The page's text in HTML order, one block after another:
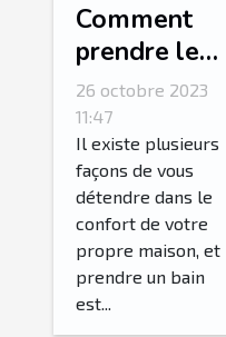
Comment
prendre le
bain le plus
relaxant de
votre vie ?
26 octobre 2023
11:47
Il existe plusieurs
façons de vous
détendre dans le
confort de votre
propre maison, et
prendre un bain
est...